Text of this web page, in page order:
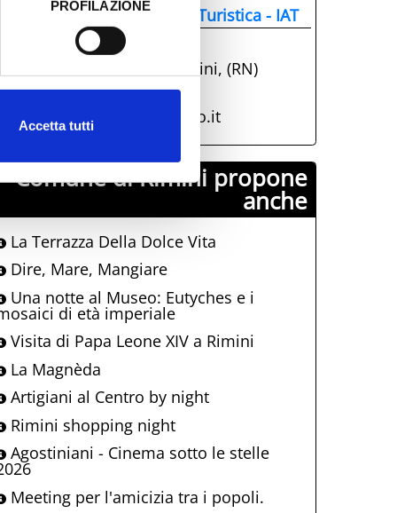
PROFILAZIONE
Accetta tutti
Informazione e Accoglienza Turistica - IAT
+39 0541.51441
Parco Fellini, 47921, Rimini, (RN)
info@visitrimini.com
http://www.riminiturismo.it
Comune di Rimini propone
anche
La Terrazza Della Dolce Vita
Dire, Mare, Mangiare
Una notte al Museo: Eutyches e i
di età imperiale
Visita di Papa Leone XIV a Rimini
La Magnèda
Artigiani al Centro by night
Rimini shopping night
Agostiniani - Cinema sotto le stelle
Meeting per l'amicizia tra i popoli.